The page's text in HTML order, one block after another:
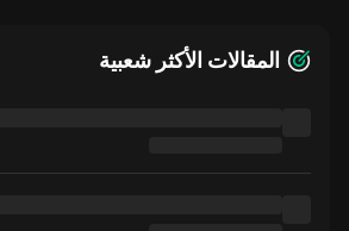
المقالات الأكثر شعبية